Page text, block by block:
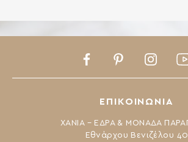
ΕΠΙΚΟΙΝΩΝΙΑ
ΧΑΝΙΑ – ΕΔΡΑ & ΜΟΝΑΔΑ
Εθνάρχου Βενιζέλου 40
FacebookPinterestInstagram